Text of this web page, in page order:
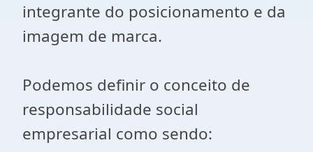
integrante do posicionamento e da
imagem de marca.
Podemos definir o conceito de
responsabilidade social
empresarial como sendo: